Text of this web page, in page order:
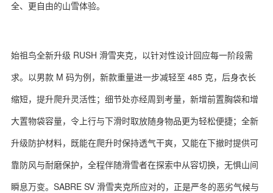
全、更自由的山雪体验。
始祖鸟全新升级 RUSH 滑雪夹克，以针对性设计回应每一阶段需
求。以男款 M 码为例，新款重量进一步减轻至 485 克，后身衣长
缩短，提升爬升灵活性；细节处亦经周到考量，新增前置胸袋和增
大置物袋容量，令上行与下滑时取放随身物品更为轻松便捷；全新
升级防护材料，既能在爬升时保持透气干爽，又能在下撤时提供可
靠防风与耐磨保护，全程伴随滑雪者在探索中从容切换，无惧山间
瞬息万变。SABRE SV 滑雪夹克所应对的，正是严冬的恶劣气候与